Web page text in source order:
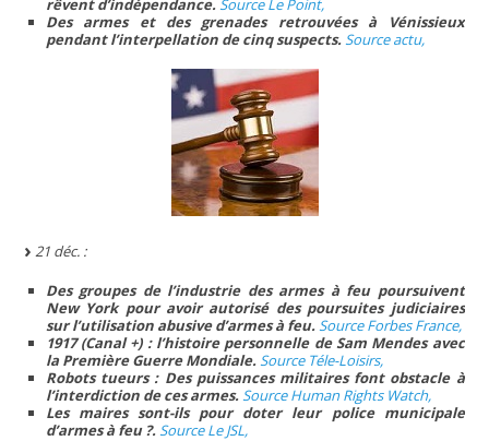
rêvent d’indépendance.Source Le Point,
Des armes et des grenades retrouvées à Vénissieux
pendant l’interpellation de cinq suspects.Source actu,
21 déc. :
Des groupes de l’industrie des armes à feu poursuivent
New York pour avoir autorisé des poursuites judiciaires
sur l’utilisation abusive d’armes à feu.Source Forbes France,
1917 (Canal +) : l’histoire personnelle de Sam Mendes avec
la Première Guerre Mondiale.Source Téle-Loisirs,
Robots tueurs : Des puissances militaires font obstacle à
l’interdiction de ces armes.Source Human Rights Watch,
Les maires sont-ils pour doter leur police municipale
d’armes à feu ?.Source Le JSL,